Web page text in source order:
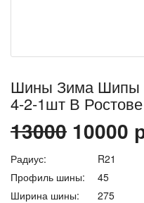
Шины Зима Шипы
4-2-1шт В
13000 10000
Радиус:
R21
Профиль шины:
45
Ширина шины:
275